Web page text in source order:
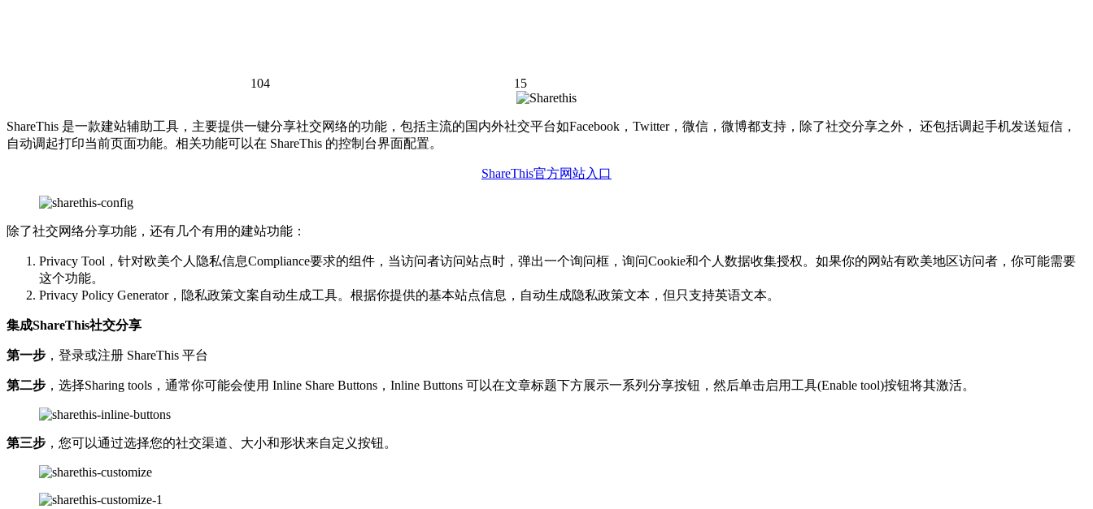
104 15
ShareThis 是一款建站辅助工具，主要提供一键分享社交网络的功能，包括主流的国内外社交平台如Facebook，Twitter，微信，微博都支持，除了社交分享之外， 还包括调起手机发送短信，
自动调起打印当前页面功能。相关功能可以在 ShareThis 的控制台界面配置。
ShareThis官方网站入口
除了社交网络分享功能，还有几个有用的建站功能：
Privacy Tool，针对欧美个人隐私信息Compliance要求的组件，当访问者访问站点时，弹出一个询问框，询问Cookie和个人数据收集授权。如果你的网站有欧美地区访问者，你可能需要
这个功能。
Privacy Policy Generator，隐私政策文案自动生成工具。根据你提供的基本站点信息，自动生成隐私政策文本，但只支持英语文本。
集成ShareThis社交分享
第一步 ，登录或注册 ShareThis 平台
第二步 ，选择Sharing tools，通常你可能会使用 Inline Share Buttons，Inline Buttons 可以在文章标题下方展示一系列分享按钮，然后单击启用工具(Enable tool)按钮将其激活。
第三步 ，您可以通过选择您的社交渠道、大小和形状来自定义按钮。